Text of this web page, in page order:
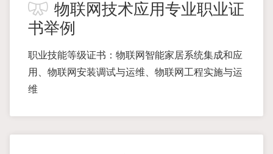
物联网技术应用专业职业证
书举例
职业技能等级证书：物联网智能家居系统集成和应
用、物联网安装调试与运维、物联网工程实施与运
维